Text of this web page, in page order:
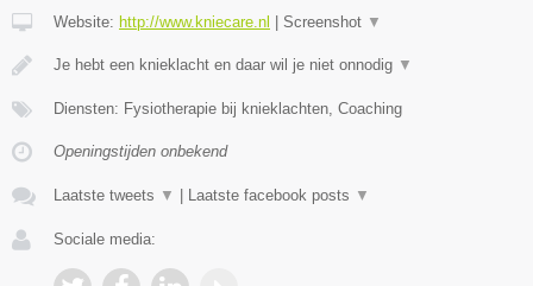
Website: http://www.kniecare.nl | Screenshot ▼
Je hebt een knieklacht en daar wil je niet onnodig ▼
Diensten: Fysiotherapie bij knieklachten, Coaching
Openingstijden onbekend
Laatste tweets ▼ | Laatste facebook posts ▼
Sociale media: